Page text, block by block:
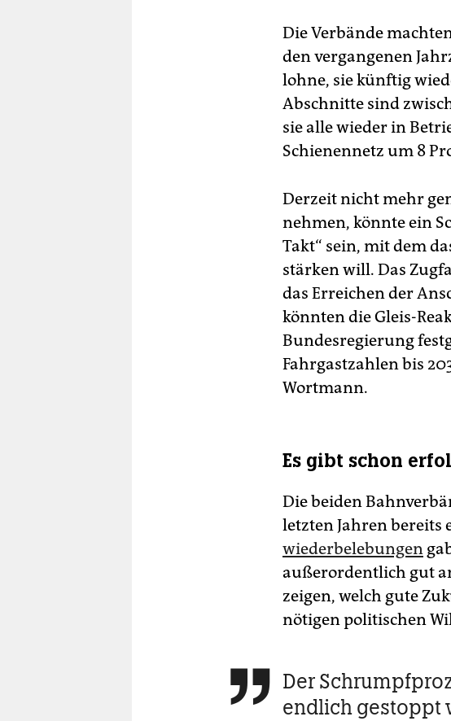
Die Verbände
den vergangenen
lohne, sie künftig
Abschnitte sind
sie alle wieder in
Schienennetz um 8
Derzeit nicht mehr
nehmen, könnte ein
Takt“ sein, mit dem
stärken will. Das
das Erreichen der
könnten die Gleis-
Bundesregierung
Fahrgastzahlen bis
Wortmann.
Es gibt schon
Die beiden
letzten Jahren bereits
wiederbelebungen
außerordentlich gut
zeigen, welch gute
nötigen politischen
 Der
endlich gestoppt